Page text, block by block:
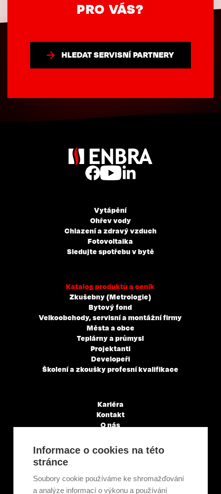
PRO VÁS?
HLEDAT SERVISNÍ PARTNERY
Vytápění
Ohřev vody
Chlazení a zdravý vzduch
Fotovoltaika
Sledujte spotřebu v bytě
Katalog produktů a ceník
Zkušebny (Metrologie)
Bytový fond
Velkoobchody, servisní a montážní firmy
Města a obce
Teplárny a průmysl
Projektanti
Developeři
Školení a zkoušky profesní kvalifikace
Kariéra
Kontakt
O nás
Články a novinky
GDPR & Cookies
Ekologická recyklace
Projekty EU
Informace o cookies na této
stránce
Soubory cookie používáme ke shromažďování
a analýze informací o výkonu a používání